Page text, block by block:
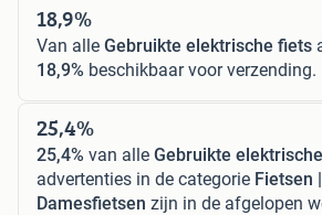
18,9%
Van alle Gebruikte elektrische fiets
18,9% beschikbaar voor verzending.
25,4%
25,4% van alle Gebruikte
advertenties in de categorie Fietsen
Damesfietsen zijn in de afgelopen